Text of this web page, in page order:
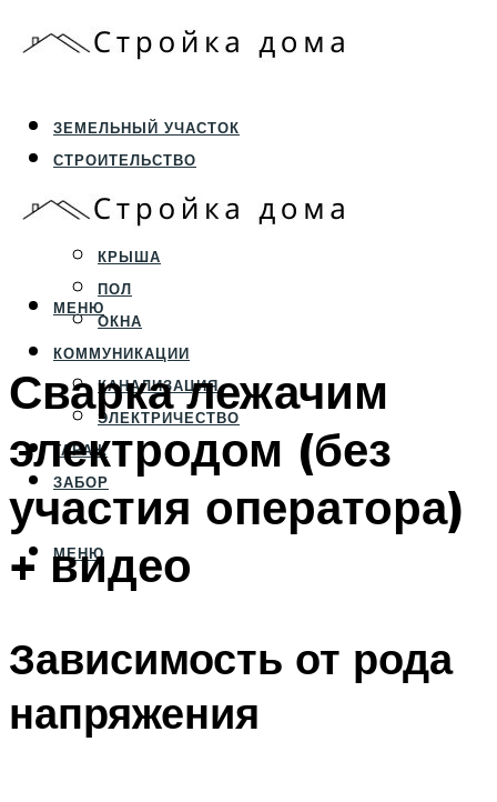
ЗЕМЕЛЬНЫЙ УЧАСТОК
СТРОИТЕЛЬСТВО
ФУНДАМЕНТ И ЦОКОЛЬ
ПЕРЕКРЫТИЯ И СТЕНЫ
КРЫША
ПОЛ
ОКНА
КОММУНИКАЦИИ
КАНАЛИЗАЦИЯ
ЭЛЕКТРИЧЕСТВО
ГАРАЖ
ЗАБОР
МЕНЮ
МЕНЮ
Сварка лежачим
электродом (без
участия оператора)
+ видео
Зависимость от рода
напряжения